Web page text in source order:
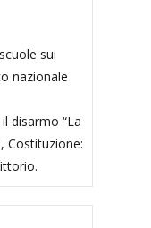
sui
nazionale
disarmo “La
Costituzione: